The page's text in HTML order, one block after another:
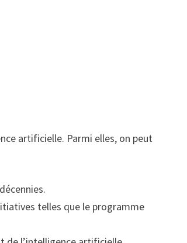
artificielle. Parmi elles, on peut
telles que le programme